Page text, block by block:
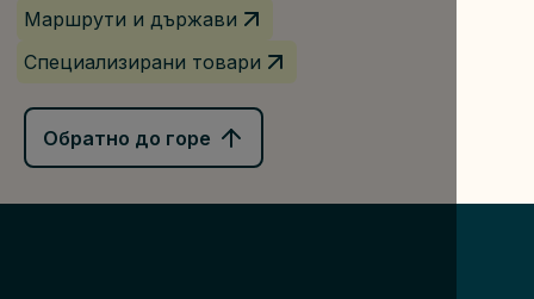
Маршрути и държави
Специализирани товари
Обратно до горе